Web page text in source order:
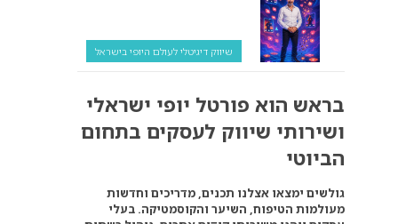
שיווק דיגיטלי לעולם היופי בישראל
ולמה העסק שלך צריך
להתאים את עצמו אליהם?
קידום ל‑AI לעומת קידום
רגיל: איפה הכסף נמצא
באמת?
בראש הוא פורטל יופי ישראלי
ושירותי שיווק לעסקים בתחום
הביוטי
גולשים ימצאו אצלנו תכנים, מדריכים וחדשות
מעולמות הטיפוח, השיער והקוסמטיקה. בעלי